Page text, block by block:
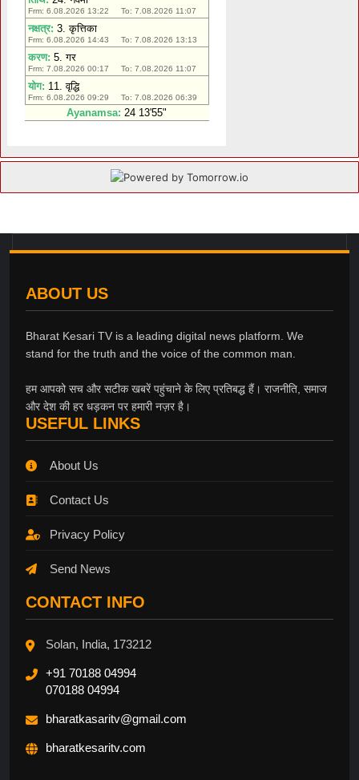
ABOUT US
Bharat Kesari TV is a leading digital news platform. We
stand for the truth and the voice of the common man.
हम आपको सच और सटीक खबरें पहुंचाने के लिए प्रतिबद्ध हैं। राजनीति, समाज
और देश की हर धड़कन पर हमारी नज़र है।
USEFUL LINKS
About Us
Contact Us
Privacy Policy
Send News
CONTACT INFO
Solan, India, 173212
+91 70188 04994
070188 04994
bharatkasaritv@gmail.com
bharatkesaritv.com